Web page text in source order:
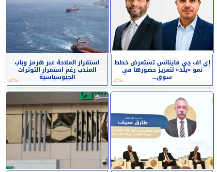
إي اف چي فاينانس تستعرض خطط
نمو «بلد» لتعزيز حضورها في
سوق...
استقرار الملاحة عبر هرمز وباب
المندب رغم استمرار التوترات
الجيوسياسية